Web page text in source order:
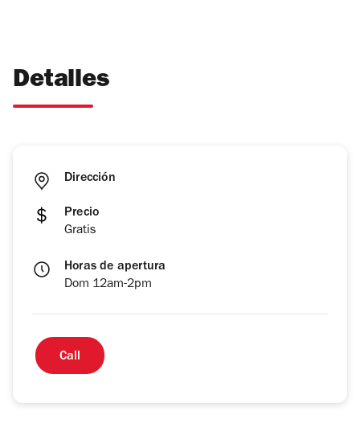
Detalles
Dirección
Precio
Gratis
Horas de apertura
Dom 12am-2pm
Call